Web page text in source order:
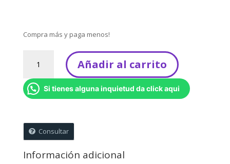
Compra más y paga menos!
colorear
cantidad
Añadir al carrito
Si tienes alguna inquietud da click aqui
Consultar
Información adicional